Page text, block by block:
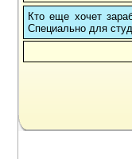
Кто еще хочет
Cпециально для